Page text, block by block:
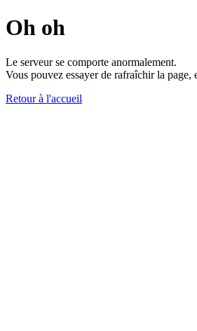
Oh oh
Le serveur se comporte anormalement.
Vous pouvez essayer de rafraîchir la
Retour à l'accueil